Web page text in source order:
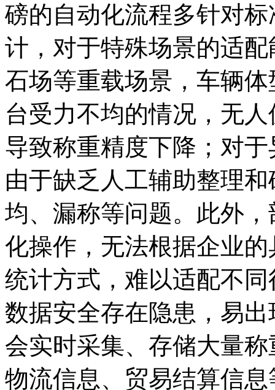
磅的自动化流程多针对
计，对于特殊场景的适
石场等重载场景，车辆
台受力不均的情况，无
导致称重精度下降；对
由于缺乏人工辅助整理
均、漏称等问题。此外
化操作，无法根据企业
统计方式，难以适配不
数据安全存在隐患，易
会实时采集、存储大量
物流信息、贸易结算信